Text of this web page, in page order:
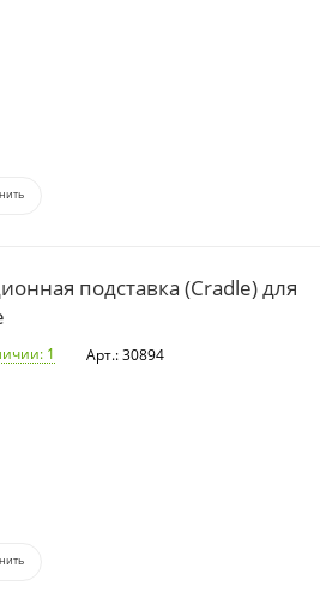
подставка (Cradle) для
: 1 Арт.: 30894